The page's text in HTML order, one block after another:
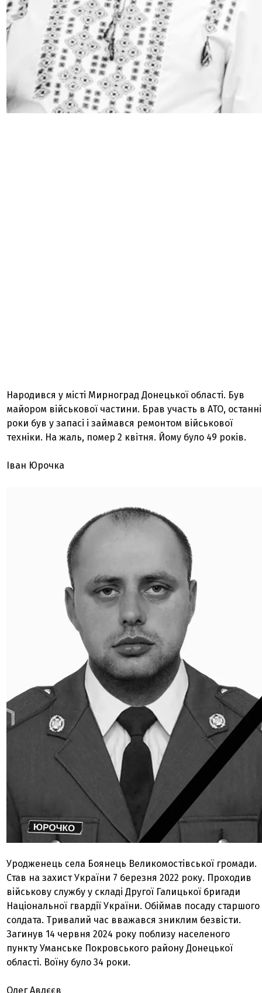
Народився у місті Мирноград Донецької області. Був
майором військової частини. Брав участь в АТО, останні
роки був у запасі і займався ремонтом військової
техніки. На жаль, помер 2 квітня. Йому було 49 років.
Іван Юрочка
Уродженець села Боянець Великомостівської громади.
Став на захист України 7 березня 2022 року. Проходив
військову службу у складі Другої Галицької бригади
Національної гвардії України. Обіймав посаду старшого
солдата. Тривалий час вважався зниклим безвісти.
Загинув 14 червня 2024 року поблизу населеного
пункту Уманське Покровського району Донецької
області. Воїну було 34 роки.
Олег Авдєєв